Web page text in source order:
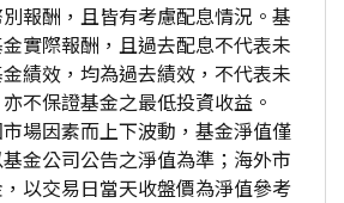
報酬，且皆有考慮配息情況。基
實際報酬，且過去配息不代表未
績效，均為過去績效，不代表未
不保證基金之最低投資收益。
場因素而上下波動，基金淨值僅
金公司公告之淨值為準；海外市
以交易日當天收盤價為淨值參考